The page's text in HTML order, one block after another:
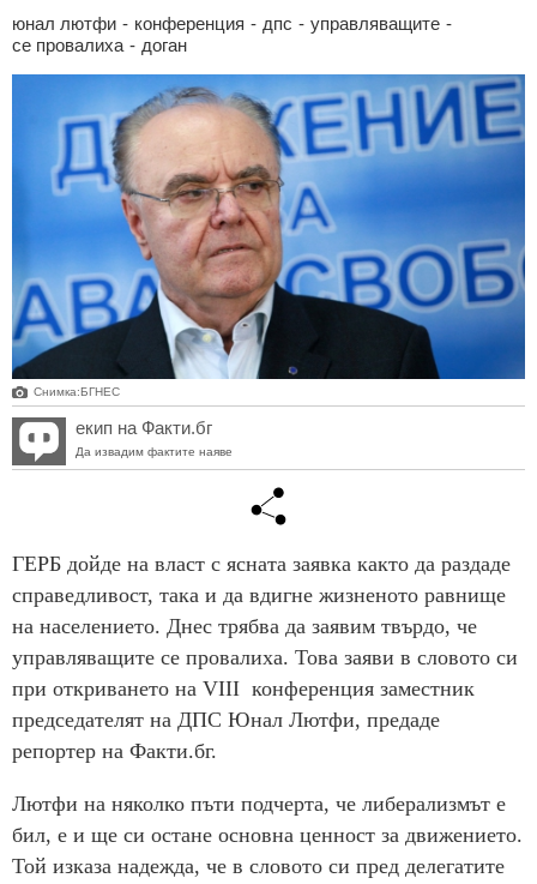
юнал лютфи - конференция - дпс - управляващите -
се провалиха - доган
Снимка:БГНЕС
екип на Факти.бг
Да извадим фактите наяве
ГЕРБ дойде на власт с ясната заявка както да раздаде
справедливост, така и да вдигне жизненото равнище
на населението. Днес трябва да заявим твърдо, че
управляващите се провалиха. Това заяви в словото си
при откриването на VІІІ конференция заместник
председателят на ДПС Юнал Лютфи, предаде
репортер на Факти.бг.
Лютфи на няколко пъти подчерта, че либерализмът е
бил, е и ще си остане основна ценност за движението.
Той изказа надежда, че в словото си пред делегатите